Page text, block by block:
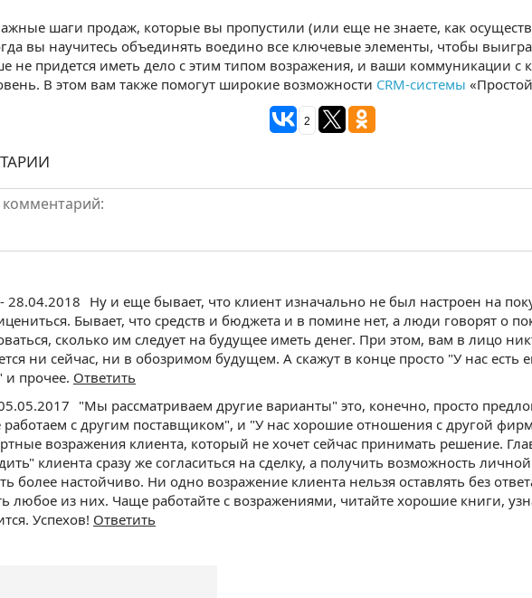
шаги продаж, которые вы пропустили (или еще не знаете, как
вы научитесь объединять воедино все ключевые элементы, чтобы
не придется иметь дело с этим типом возражения, и ваши коммуникации с
В этом вам также помогут широкие возможности CRM-системы
2
- 28.04.2018 Ну и еще бывает, что клиент изначально не был настроен на
Бывает, что средств и бюджета и в помине нет, а люди говорят о
сколько им следует на будущее иметь денег. При этом, вам в лицо
ни сейчас, ни в обозримом будущем. А скажут в конце просто "У нас
и прочее. Ответить
"Мы рассматриваем другие варианты" это, конечно, просто
с другим поставщиком", и "У нас хорошие отношения с другой
возражения клиента, который не хочет сейчас принимать решение.
клиента сразу же согласиться на сделку, а получить возможность
более настойчиво. Ни одно возражение клиента нельзя оставлять без
любое из них. Чаще работайте с возражениями, читайте хорошие книги,
Успехов! Ответить